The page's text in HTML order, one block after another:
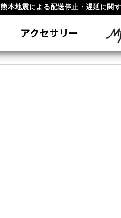
熊本地震による配送停止・遅延に関
アクセサリー